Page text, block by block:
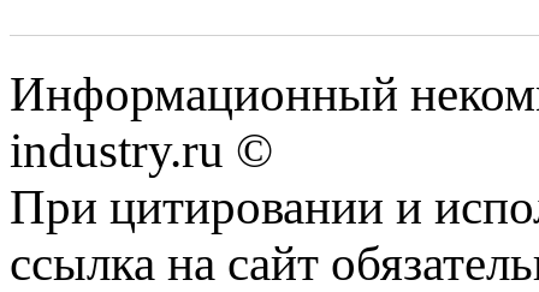
Информационный
industry.ru ©
При цитировании и
ссылка на сайт